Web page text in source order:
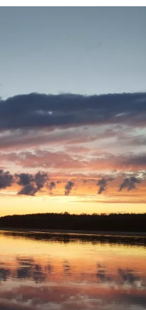
был волшебный!
чтобы от рыболовного
впечатления!